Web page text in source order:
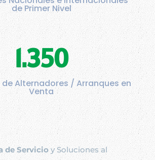
de Primer Nivel
1.350
de Alternadores / Arranques en
Venta
de Servicioy Soluciones al